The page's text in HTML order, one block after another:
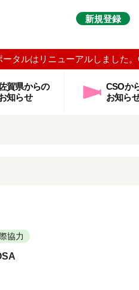
新規登録
ータルはリニューアルしました
賀県からの
知らせ
CSOか
お知ら
協力